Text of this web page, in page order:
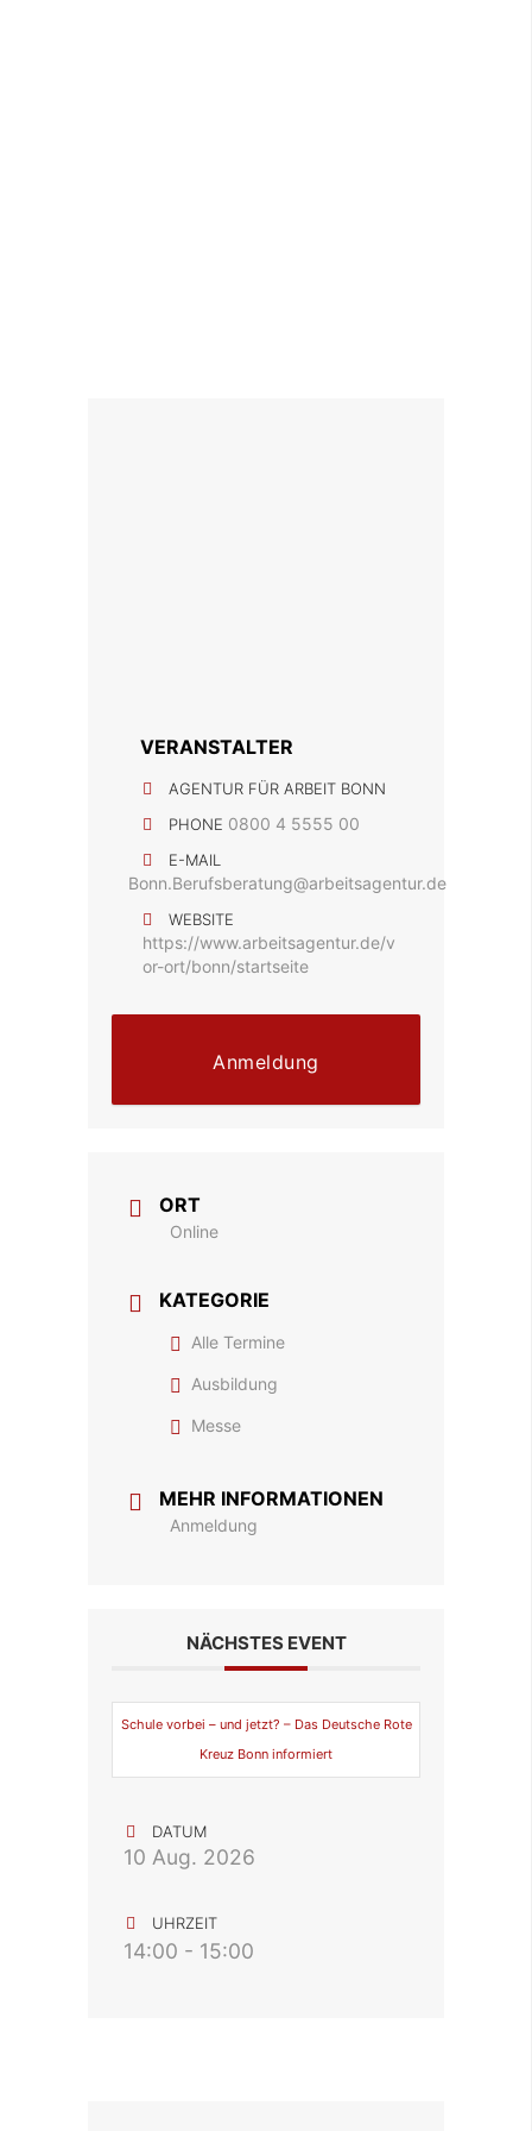
VERANSTALTER
AGENTUR FÜR ARBEIT BONN
PHONE 0800 4 5555 00
E-MAIL
Bonn.Berufsberatung@arbeitsagentur.de
WEBSITE
https://www.arbeitsagentur.de/v
or-ort/bonn/startseite
Anmeldung
ORT
Online
KATEGORIE
Alle Termine
Ausbildung
Messe
MEHR INFORMATIONEN
Anmeldung
NÄCHSTES EVENT
Schule vorbei – und jetzt? – Das Deutsche Rote
Kreuz Bonn informiert
DATUM
10 Aug. 2026
UHRZEIT
14:00 - 15:00